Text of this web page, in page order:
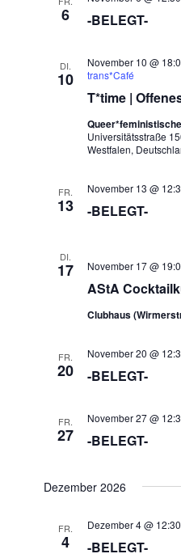
6 -BELEGT-
DI.
10
T*time |
November 10 @
trans*Café
Universitätsstraße
Westfalen,
FR.
13 -BELEGT-
November 13 @
DI.
17
AStA
November 17 @
Clubhaus
FR.
20 -BELEGT-
November 20 @
FR.
27 -BELEGT-
November 27 @
Dezember 2026
FR.
4 -BELEGT-
Dezember 4 @ 12:30